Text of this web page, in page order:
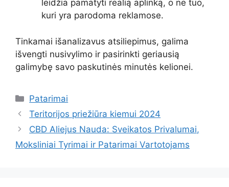
leidžia pamatyti realią aplinką, o ne tuo,
kuri yra parodoma reklamose.
Tinkamai išanalizavus atsiliepimus, galima
išvengti nusivylimo ir pasirinkti geriausią
galimybę savo paskutinės minutės kelionei.
Kategorijos
Patarimai
Teritorijos priežiūra kiemui 2024
CBD Aliejus Nauda: Sveikatos Privalumai,
Moksliniai Tyrimai ir Patarimai Vartotojams